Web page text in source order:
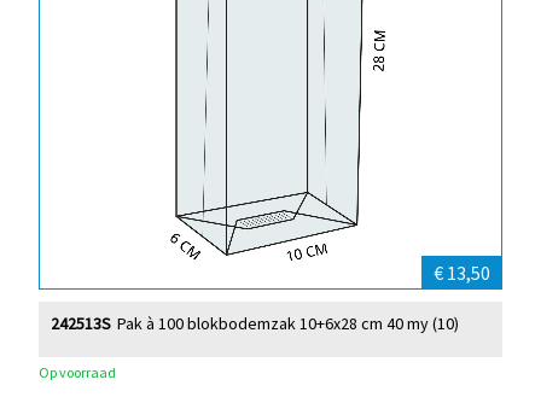
€ 13,50
Pak à 100 blokbodemzak 10+6x28 cm 40 my (10)
242513S
Op voorraad